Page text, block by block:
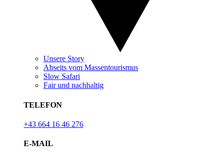
Unsere Story
Abseits vom Massentourismus
Slow Safari
Fair und nachhaltig
TELEFON
+43 664 16 46 276
E-MAIL